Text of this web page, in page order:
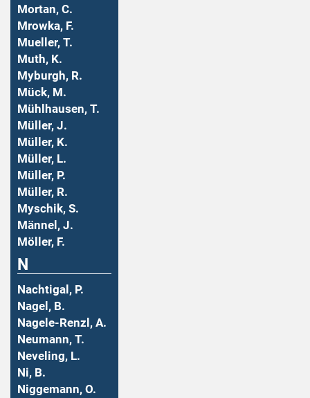
Mortan, C.
Mrowka, F.
Mueller, T.
Muth, K.
Myburgh, R.
Mück, M.
Mühlhausen, T.
Müller, J.
Müller, K.
Müller, L.
Müller, P.
Müller, R.
Myschik, S.
Männel, J.
Möller, F.
N
Nachtigal, P.
Nagel, B.
Nagele-Renzl, A.
Neumann, T.
Neveling, L.
Ni, B.
Niggemann, O.